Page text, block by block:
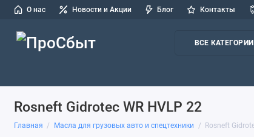
О нас Новости и Акции Блог Контакты
ВСЕ КАТЕГОРИИ
Rosneft Gidrotec WR HVLP 22
Главная Масла для грузовых авто и спецтехники Rosneft